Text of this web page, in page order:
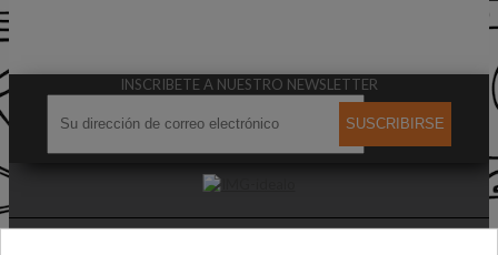
INSCRIBETE A NUESTRO NEWSLETTER
SUSCRIBIRSE